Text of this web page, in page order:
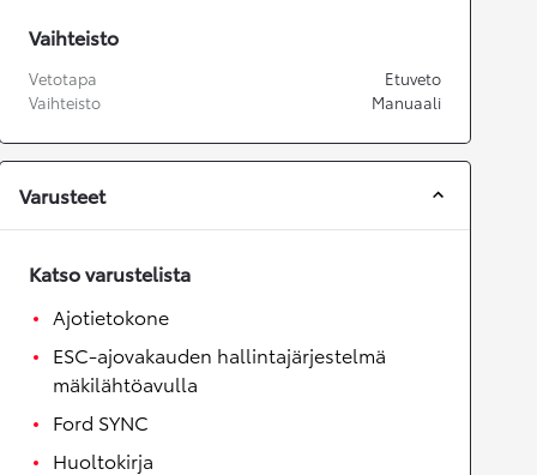
Vaihteisto
Vetotapa
Etuveto
Vaihteisto
Manuaali
Varusteet
Katso varustelista
Ajotietokone
ESC-ajovakauden hallintajärjestelmä
mäkilähtöavulla
Ford SYNC
Huoltokirja